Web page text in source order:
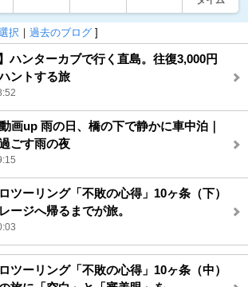
択 ｜ 過去のブログ ]
】ハンターカブで行く直島。往復3,000円
ントする旅
画up 雨の日、橋の下で静かに車中泊｜
ごす雨の夜
ツーリング「不敗の心得」10ヶ条（下）
ージへ帰るまでが旅。
ツーリング「不敗の心得」10ヶ条（中）